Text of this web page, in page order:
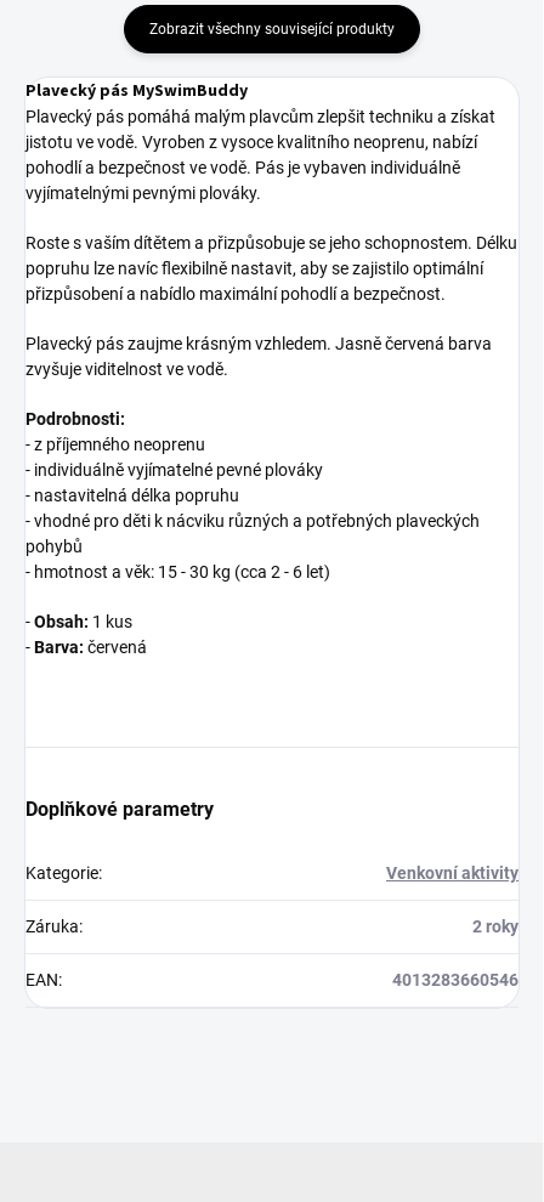
Zobrazit všechny související produkty
Plavecký pás MySwimBuddy
Plavecký pás pomáhá malým plavcům zlepšit techniku a získat
jistotu ve vodě. Vyroben z vysoce kvalitního neoprenu, nabízí
pohodlí a bezpečnost ve vodě. Pás je vybaven individuálně
vyjímatelnými pevnými plováky.
Roste s vaším dítětem a přizpůsobuje se jeho schopnostem. Délku
popruhu lze navíc flexibilně nastavit, aby se zajistilo optimální
přizpůsobení a nabídlo maximální pohodlí a bezpečnost.
Plavecký pás zaujme krásným vzhledem. Jasně červená barva
zvyšuje viditelnost ve vodě.
Podrobnosti:
-z příjemného neoprenu
- individuálně vyjímatelné pevné plováky
- nastavitelná délka popruhu
-vhodné pro děti k nácviku různých a potřebných plaveckých
pohybů
- hmotnost a věk: 15 - 30 kg (cca 2 - 6 let)
-Obsah: 1 kus
-Barva: červená
Doplňkové parametry
Kategorie: Venkovní aktivity
Záruka: 2 roky
EAN: 4013283660546